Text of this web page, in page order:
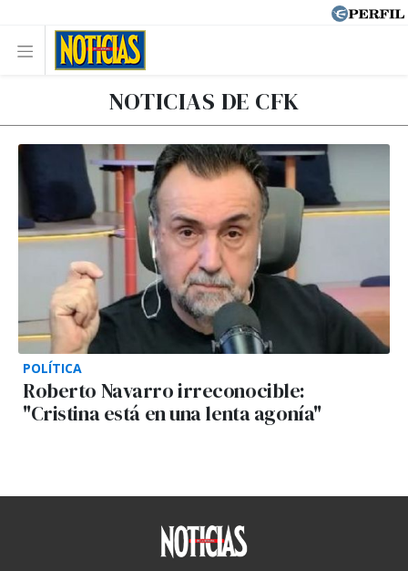
NOTICIAS DE CFK
POLÍTICA
Roberto Navarro irreconocible:
"Cristina está en una lenta agonía"